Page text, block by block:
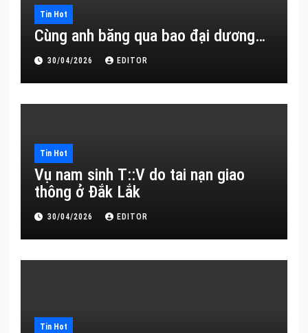
Tin Hot
Cùng anh băng qua bao đại dương…
30/04/2026 EDITOR
Tin Hot
Vụ nam sinh T::V do tai nạn giao
thông ở Đắk Lắk
30/04/2026 EDITOR
Tin Hot